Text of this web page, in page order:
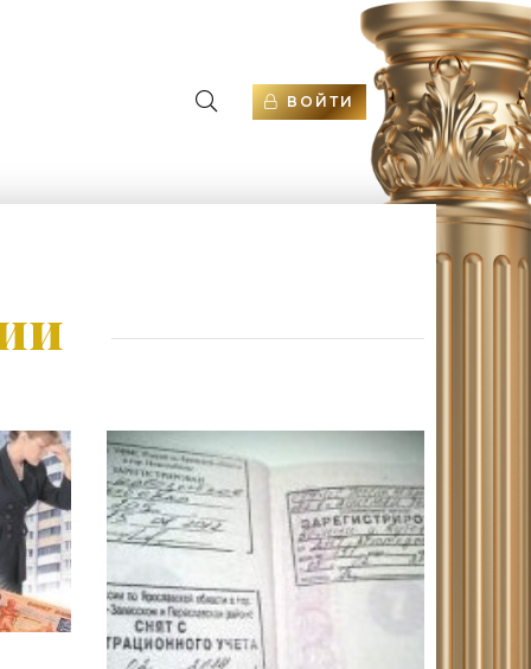
ВОЙТИ